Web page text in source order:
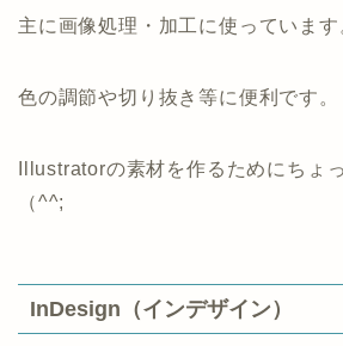
主に画像処理・加工に使っています
色の調節や切り抜き等に便利です。
Illustratorの素材を作るためにちょ
（^^;
InDesign（インデザイン）